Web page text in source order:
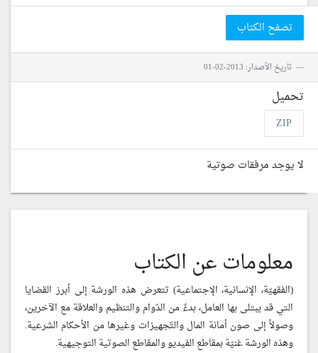
تصفح الكتاب
تاريخ الأصدار: 2013-02-01
تحميل
ZIP
لا يوجد مرفقات صوتية
معلومات عن الكتاب
(الفقهيّة، الإنسانية، الإجتماعية) تتعرض هذه الورشة إلى أبرز القضايا
التي قد يبتلى بها العامل، بدءً من الدّوام والتنظيم والعلاقة مع الآخرين،
وصولاً إلى صون أمانة المال والتّجهيزات وغيرها من الأحكام الشرعية.
وهذه الورشة غنيّة بمقاطع الفيديو والمقاطع الصوتية التوجيهية.